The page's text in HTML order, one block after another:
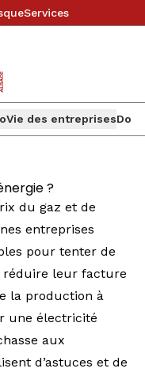
Services
Vie des entreprises
?
du gaz et de
entreprises
pour tenter de
leur facture
la production à
une électricité
aux
d’astuces et de